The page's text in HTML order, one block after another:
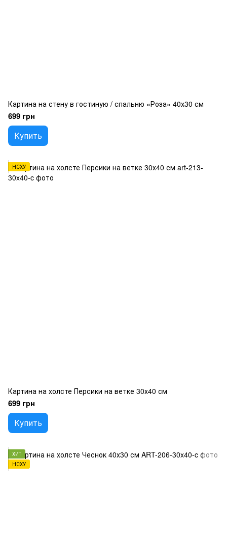
Картина на стену в гостиную / спальню «Роза» 40х30 см
699 грн
Купить
НСХУ
Картина на холсте Персики на ветке 30х40 см
699 грн
Купить
ХИТ
НСХУ